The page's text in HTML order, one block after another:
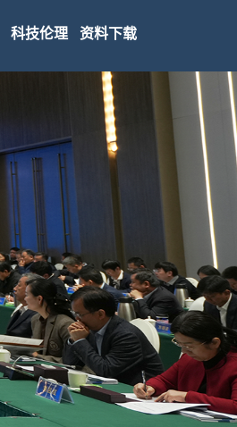
科技伦理 资料下载